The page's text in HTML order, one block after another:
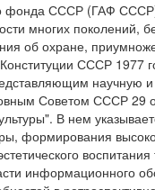
фонда СССР (ГАФ
многих поколений,
об охране,
СССР
научную
Советом СССР 29
В нем
формирования
информационного